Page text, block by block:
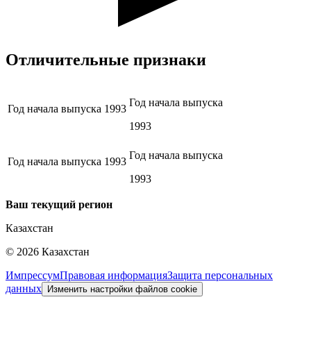
Отличительные признаки
Год начала выпуска 1993
Год начала выпуска
1993
Год начала выпуска 1993
Год начала выпуска
1993
Ваш текущий регион
Казахстан
© 2026 Казахстан
ИмпрессумПравовая информацияЗащита персональных
данных Изменить настройки файлов cookie